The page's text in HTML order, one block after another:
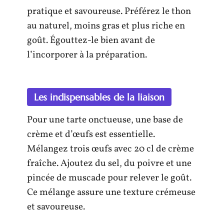
pratique et savoureuse. Préférez le thon
au naturel, moins gras et plus riche en
goût. Égouttez-le bien avant de
l’incorporer à la préparation.
Les indispensables de la liaison
Pour une tarte onctueuse, une base de
crème et d’œufs est essentielle.
Mélangez trois œufs avec 20 cl de crème
fraîche. Ajoutez du sel, du poivre et une
pincée de muscade pour relever le goût.
Ce mélange assure une texture crémeuse
et savoureuse.